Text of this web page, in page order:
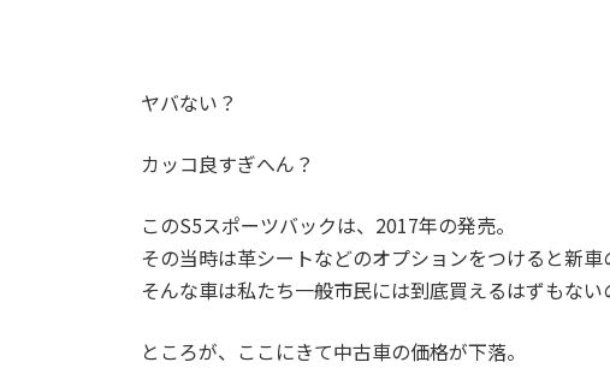
ヤバない？
カッコ良すぎへん？
このS5スポーツバックは、2017年の発売。
その当時は革シートなどのオプションをつけると新車
そんな車は私たち一般市民には到底買えるはずもない
ところが、ここにきて中古車の価格が下落。